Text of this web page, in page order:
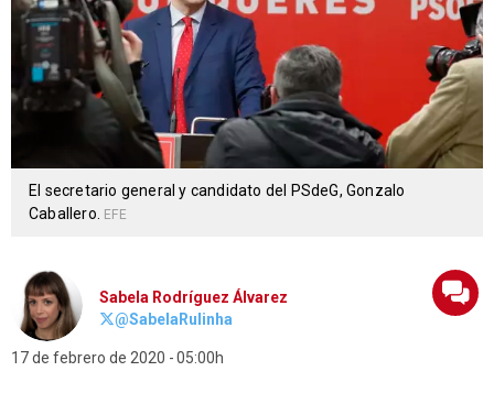
El secretario general y candidato del PSdeG, Gonzalo
Caballero.
EFE
Sabela Rodríguez Álvarez
@SabelaRulinha
17 de febrero de 2020 05:00h